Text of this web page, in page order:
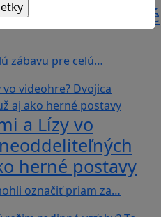
do vrecka, ktoré
zábavu pre celú…
a Lízy vo
herné postavy
označiť priam za…